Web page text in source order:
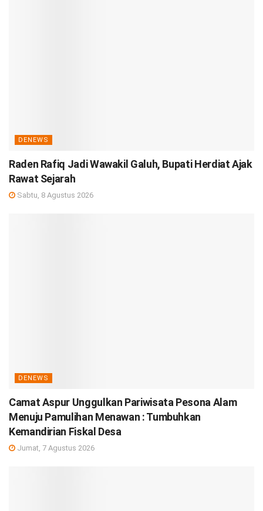
DENEWS
Raden Rafiq Jadi Wawakil Galuh, Bupati Herdiat Ajak
Rawat Sejarah
Sabtu, 8 Agustus 2026
DENEWS
Camat Aspur Unggulkan Pariwisata Pesona Alam
Menuju Pamulihan Menawan : Tumbuhkan
Kemandirian Fiskal Desa
Jumat, 7 Agustus 2026